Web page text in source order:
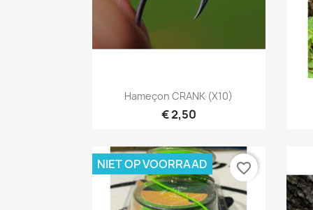
Snel bekijken
Hameçon CRANK (X10)
€ 2,50
NIET OP VOORRAAD favorite_border